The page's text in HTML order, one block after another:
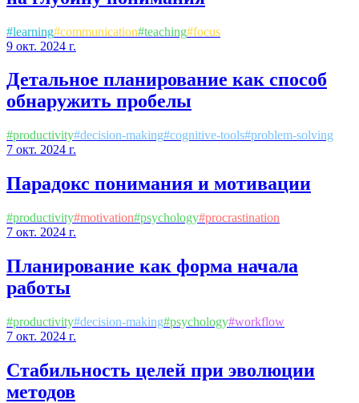
#learning#communication#teaching#focus
9 окт. 2024 г.
Детальное планирование как способ
обнаружить пробелы
#productivity#decision-making#cognitive-tools#problem-solving
7 окт. 2024 г.
Парадокс понимания и мотивации
#productivity#motivation#psychology#procrastination
7 окт. 2024 г.
Планирование как форма начала
работы
#productivity#decision-making#psychology#workflow
7 окт. 2024 г.
Стабильность целей при эволюции
методов